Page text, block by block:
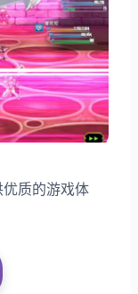
质的游戏体